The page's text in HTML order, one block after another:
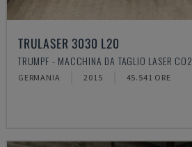
TRULASER 3030 L20
TRUMPF - MACCHINA DA TAGLIO LASER CO2
GERMANIA 2015 45.541 ORE